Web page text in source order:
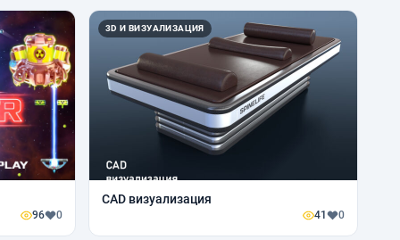
96 0
3D И ВИЗУАЛИЗАЦИЯ
CAD визуализация
41 0